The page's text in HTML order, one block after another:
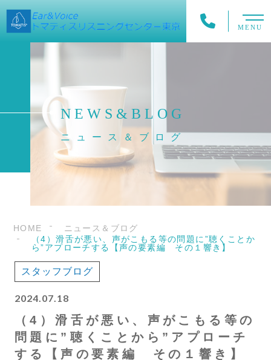
MENU
NEWS&BLOG
ニュース＆ブログ
HOME
ニュース＆ブログ
（4）滑舌が悪い、声がこもる等の問題に”聴くことか
ら”アプローチする【声の要素編 その１響き】
スタッフブログ
2024.07.18
（4）滑舌が悪い、声がこもる等の
問題に”聴くことから”アプローチ
する【声の要素編 その１響き】